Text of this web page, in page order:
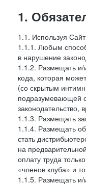
1.
1.1. Используя
1.1.1. Любым
в нарушение
1.1.2. Размещать и/
кода, которая
(со скрытым
подразумевающей
законодательство,
1.1.3. Размещать
1.1.4. Размещать
стать
на
оплату труда
«членов клуба» и
1.1.5. Размещать